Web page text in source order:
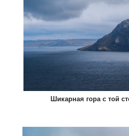
Шикарная гора с той